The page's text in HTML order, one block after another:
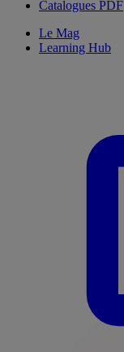
Catalogues PDF
Le Mag
Learning Hub